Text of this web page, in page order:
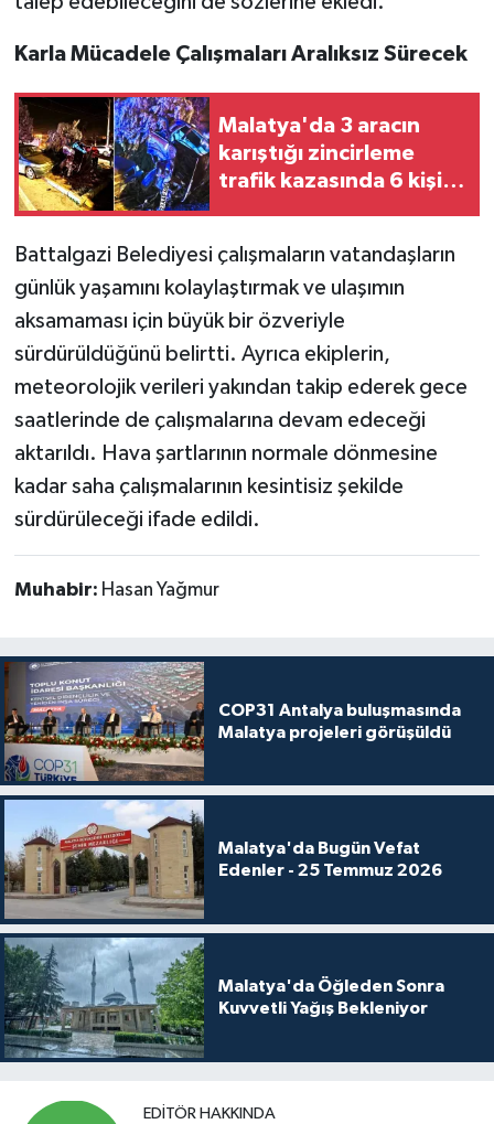
Karla Mücadele Çalışmaları Aralıksız Sürecek
Malatya'da 3 aracın
karıştığı zincirleme
trafik kazasında 6 kişi
Battalgazi Belediyesi çalışmaların vatandaşların
günlük yaşamını kolaylaştırmak ve ulaşımın
aksamaması için büyük bir özveriyle
sürdürüldüğünü belirtti. Ayrıca ekiplerin,
meteorolojik verileri yakından takip ederek gece
saatlerinde de çalışmalarına devam edeceği
aktarıldı. Hava şartlarının normale dönmesine
kadar saha çalışmalarının kesintisiz şekilde
sürdürüleceği ifade edildi.
Muhabir: Hasan Yağmur
COP31 Antalya buluşmasında
Malatya projeleri görüşüldü
Malatya'da Bugün Vefat
Edenler - 25 Temmuz 2026
Malatya'da Öğleden Sonra
Kuvvetli Yağış Bekleniyor
EDITÖR HAKKINDA